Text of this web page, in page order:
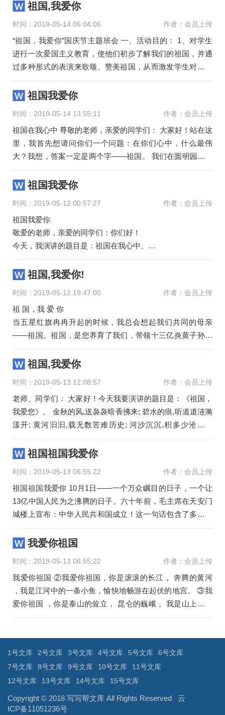
祖国,我爱你
时间：2019-05-14 06:04:06 作者：会员上传
“祖国，我爱你”国庆节主题班会 一、活动目的： 1、对学生
进行一次爱国主义教育，使他们初步了解我们的祖国，并通
过多种形式的表演来歌颂、赞美祖国，从而激发学生对祖国
的热爱之情
祖国我爱你
时间：2019-05-14 13:55:11 作者：会员上传
祖国在我心中 尊敬的老师，亲爱的同学们： 大家好！站在这
里，我首先想请问你们一个问题：在你们心中，什么最伟
大？我想，答案一定是两个字——祖国。 我们在圆明园里认
识了祖国的屈辱和悲
祖国我爱你
时间：2019-05-12 00:57:27 作者：会员上传
祖国我爱你
敬爱的老师，亲爱的同学们：你们好！
今天，我演讲的题目是：祖国在我心中。
在我们中国的国土上，曾经有过被人欺凌的日子，那些日
子，使我们明白了“落后就要挨打”的这个道理
祖国,我爱你!
时间：2019-05-12 19:47:00 作者：会员上传
祖 国，我 爱 你
当五星红旗冉冉升起的时候，我总会想起我们共同的母亲
——祖国。祖国，是您养育了我们，带领十三亿炎黄子孙走
上幸福路，共同奔小康。
暑假期间，我到揭阳市农村看望爷
祖国,我爱你
时间：2019-05-13 12:08:57 作者：会员上传
老师、同学们： 大家好！今天我要演讲的题目是：《祖国，
我爱您》。 金秋的风,送袅袅暗香拂来; 碧水的痕,听道道涟漪
漾开; 黄河汩汩,载无数苦难历史; 河沙沉沉,积多少沧桑回
忆……
祖国祖国我爱你
时间：2019-05-13 06:55:22 作者：会员上传
祖国祖国我爱你 10月1日——一个万众瞩目的日子，一个让
13亿中国人民为之沸腾的日子。六十年前，毛主席在天安门
城楼上宣布：中华人民共和国成立！这一句话包含了多少苦
难，多少悲壮，多
我爱你祖国
时间：2019-05-13 06:55:22 作者：会员上传
我爱你祖国 ②我爱你祖国，你是滚滚的长江， 奔腾的黄河
，我是江河中的一条小鱼，愉快地畅游在起伏的地宫。 ③我
爱你祖国 ，你是泰山的耸立， 昆仑的巍峨， 我是山上的一
棵小树，平静地享
章
航
1号文库 2号文库 3号文库 4号文库 5号文库
6号文库
7号文库
8号文库 9号文库 10号文库
11号文库
12号文库
13号文库 14号文库 15号文库
Copyright © 2018 写写帮文库 All Rights Reserved 云
ICP备11051236号